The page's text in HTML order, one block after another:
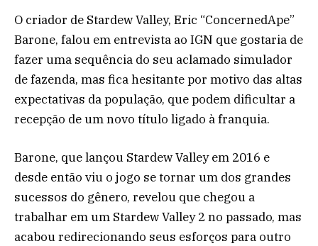
O criador de Stardew Valley, Eric “ConcernedApe”
Barone, falou em entrevista ao IGN que gostaria de
fazer uma sequência do seu aclamado simulador
de fazenda, mas fica hesitante por motivo das altas
expectativas da população, que podem dificultar a
recepção de um novo título ligado à franquia.
Barone, que lançou Stardew Valley em 2016 e
desde então viu o jogo se tornar um dos grandes
sucessos do gênero, revelou que chegou a
trabalhar em um Stardew Valley 2 no passado, mas
acabou redirecionando seus esforços para outro